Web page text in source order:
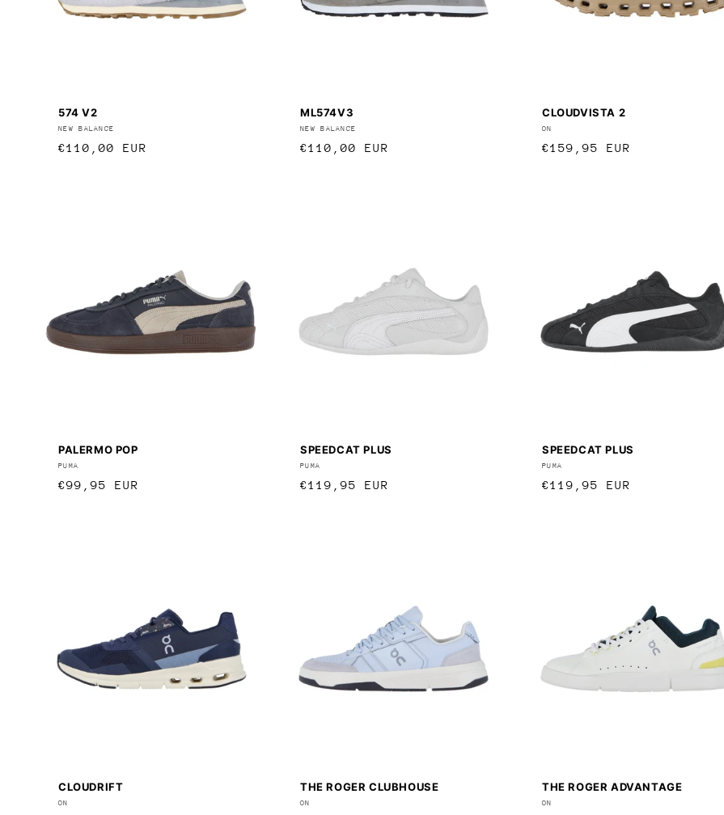
574 V2
Anbieter:
NEW BALANCE
Normaler
€110,00 EUR
ML574V3
Anbieter:
NEW BALANCE
Normaler
€110,00 EUR
CLOUDVISTA 2
Anbieter:
ON
Normaler
€159,95 EUR
PALERMO POP
Anbieter:
PUMA
Normaler
€99,95 EUR
SPEEDCAT PLUS
Anbieter:
PUMA
Normaler
€119,95 EUR
SPEEDCAT PLUS
Anbieter:
PUMA
Normaler
€119,95 EUR
CLOUDRIFT
Anbieter:
ON
THE ROGER CLUBHOUSE
Anbieter:
ON
THE ROGER ADVANTAGE
Anbieter:
ON